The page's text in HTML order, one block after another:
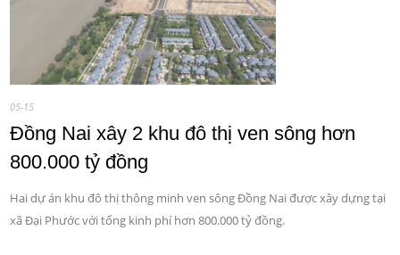
05-15
Đồng Nai xây 2 khu đô thị ven sông hơn
800.000 tỷ đồng
Hai dự án khu đô thị thông minh ven sông Đồng Nai được xây dựng tại
xã Đại Phước với tổng kinh phí hơn 800.000 tỷ đồng.